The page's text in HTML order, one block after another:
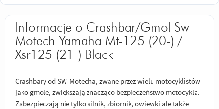
Informacje o Crashbar/Gmol Sw-
Motech Yamaha Mt-125 (20-) /
Xsr125 (21-) Black
Crashbary od SW-Motecha, zwane przez wielu motocyklistów
jako gmole, zwiększają znacząco bezpieczeństwo motocykla.
Zabezpieczają nie tylko silnik, zbiornik, owiewki ale także